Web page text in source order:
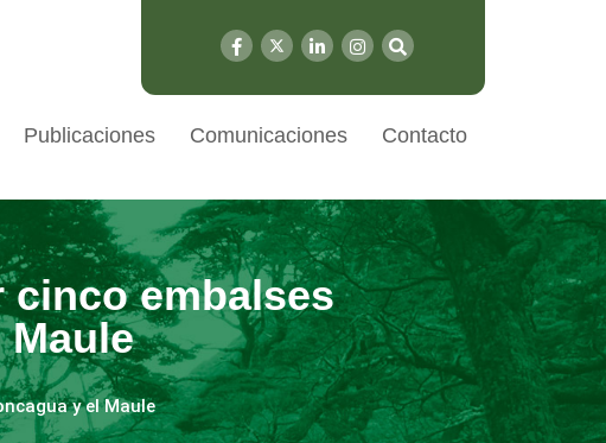
Publicaciones Comunicaciones Contacto
cinco embalses
y el Maule